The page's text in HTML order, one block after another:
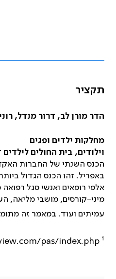
תקציר
הדר מורן לב, דרור מנדל,
מחלקות ילדים ופגים
וילודים, בית החולים
באפריל. זהו הכנס הגדול
אלפי רופאים ואנשי סגל
מיני-קורסים, מושבי מליאה,
עמיתים ועוד. במאמר זה
1
pas/index.php